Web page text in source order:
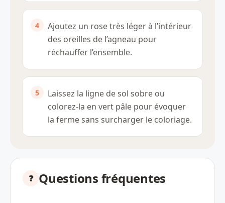
Ajoutez un rose très léger à l’intérieur
des oreilles de l’agneau pour
réchauffer l’ensemble.
Laissez la ligne de sol sobre ou
colorez-la en vert pâle pour évoquer
la ferme sans surcharger le coloriage.
Questions fréquentes